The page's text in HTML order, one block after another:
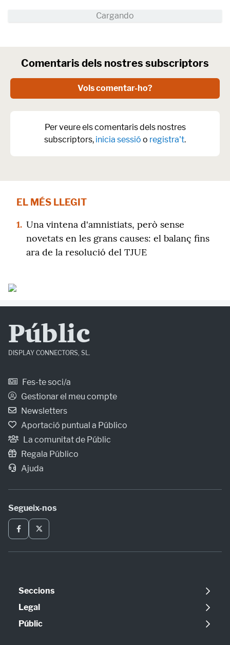
Comentaris dels nostres subscriptors
Vols comentar-ho?
Per veure els comentaris dels nostres
subscriptors, inicia sessió o registra't.
EL MÉS LLEGIT
1. Una vintena d'amnistiats, però sense
novetats en les grans causes: el balanç fins
ara de la resolució del TJUE
Públic
DISPLAY CONNECTORS, SL.
Fes-te soci/a
Gestionar el meu compte
Newsletters
Aportació puntual a Público
La comunitat de Públic
Regala Público
Ajuda
Segueix-nos
Seccions
Política
Opinió
Legal
Avís legal
Públic